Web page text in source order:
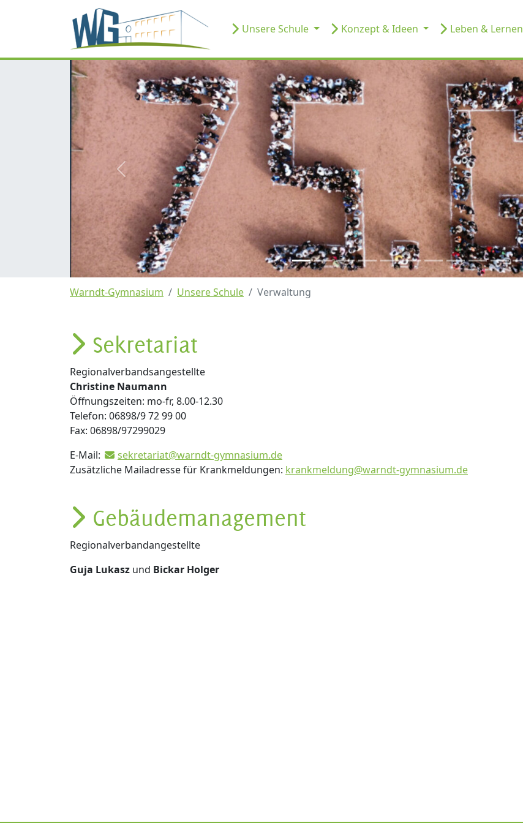
Unsere Schule Konzept & Ideen Leben & Lernen
zurück
Warndt-Gymnasium Unsere Schule Verwaltung
Sekretariat
Regionalverbandsangestellte
Christine Naumann
Öffnungszeiten: mo-fr, 8.00-12.30
Telefon: 06898/9 72 99 00
Fax: 06898/97299029
E-Mail:
sekretariat@warndt-gymnasium.de
Zusätzliche Mailadresse für Krankmeldungen: krankmeldung@warndt-gymnasium.de
Gebäudemanagement
Regionalverbandangestellte
Guja Lukasz und Bickar Holger